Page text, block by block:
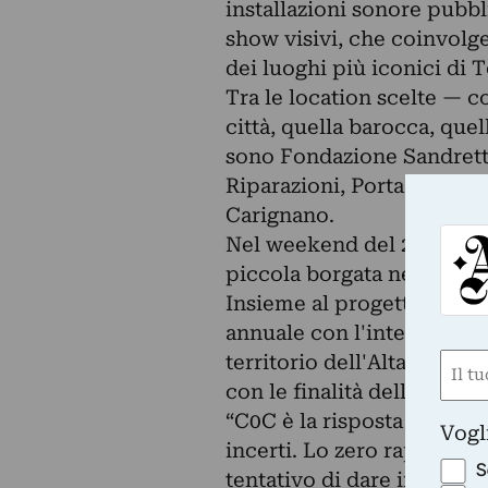
installazioni sonore
show visivi, che
dei luoghi più iconici di
Tra le location scelte —
città, quella barocca,
sono Fondazione
Riparazioni, Porta
Carignano.
Nel weekend del 21 e 22
piccola borgata nel
Insieme al progetto
annuale con l'intento di
territorio dell'Alta Langa,
con le finalità della
“C0C è la risposta di
incerti. Lo zero
tentativo di dare inizio a
Nome